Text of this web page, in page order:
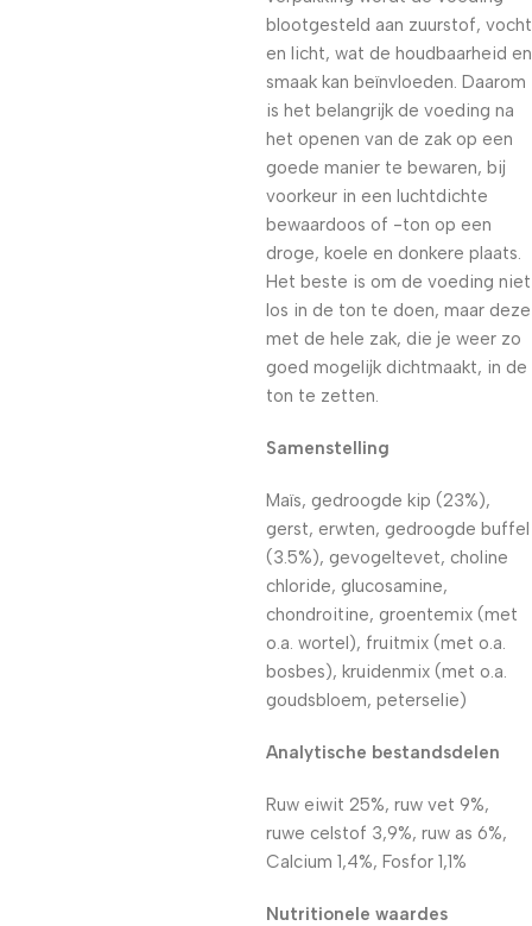
blootgesteld aan zuurstof, vocht
en licht, wat de houdbaarheid en
smaak kan beïnvloeden. Daarom
is het belangrijk de voeding na
het openen van de zak op een
goede manier te bewaren, bij
voorkeur in een luchtdichte
bewaardoos of -ton op een
droge, koele en donkere plaats.
Het beste is om de voeding niet
los in de ton te doen, maar deze
met de hele zak, die je weer zo
goed mogelijk dichtmaakt, in de
ton te zetten.
Samenstelling
Maïs, gedroogde kip (23%),
gerst, erwten, gedroogde buffel
(3.5%), gevogeltevet, choline
chloride, glucosamine,
chondroitine, groentemix (met
o.a. wortel), fruitmix (met o.a.
bosbes), kruidenmix (met o.a.
goudsbloem, peterselie)
Analytische bestandsdelen
Ruw eiwit 25%, ruw vet 9%,
ruwe celstof 3,9%, ruw as 6%,
Calcium 1,4%, Fosfor 1,1%
Nutritionele waardes